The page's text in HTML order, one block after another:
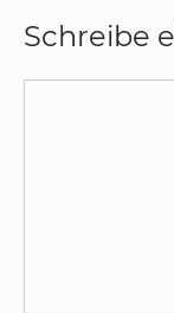
Schreibe